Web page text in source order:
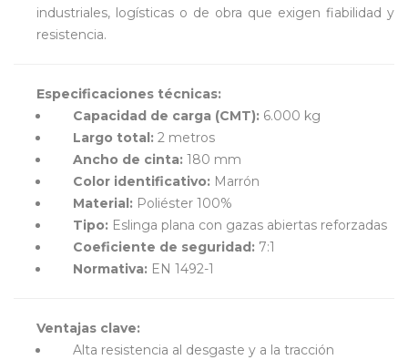
industriales, logísticas o de obra que exigen fiabilidad y
resistencia.
Especificaciones técnicas:
Capacidad de carga (CMT): 6.000 kg
Largo total: 2 metros
Ancho de cinta: 180 mm
Color identificativo: Marrón
Material: Poliéster 100%
Tipo: Eslinga plana con gazas abiertas reforzadas
Coeficiente de seguridad: 7:1
Normativa: EN 1492-1
Ventajas clave:
Alta resistencia al desgaste y a la tracción